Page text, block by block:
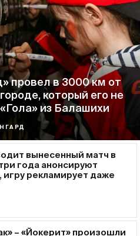
провел в 3000 км от
который его не
из Балашихи
вынесенный матч в
года анонсируют
игру рекламирует даже
– «Йокерит» произошли